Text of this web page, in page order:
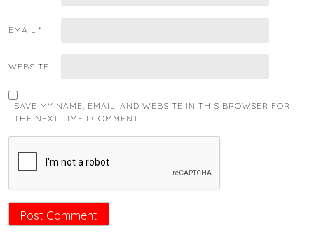
EMAIL *
WEBSITE
SAVE MY NAME, EMAIL, AND WEBSITE IN THIS BROWSER FOR
THE NEXT TIME I COMMENT.